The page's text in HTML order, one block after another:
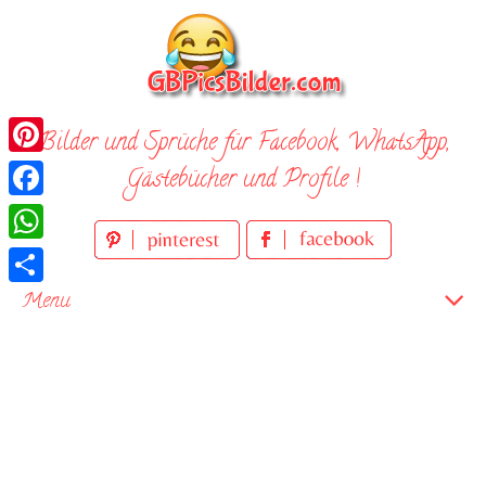
Bilder und Sprüche für Facebook, WhatsApp,
Gästebücher und Profile !
Menu
Pinterest
Facebook
WhatsApp
Teilen